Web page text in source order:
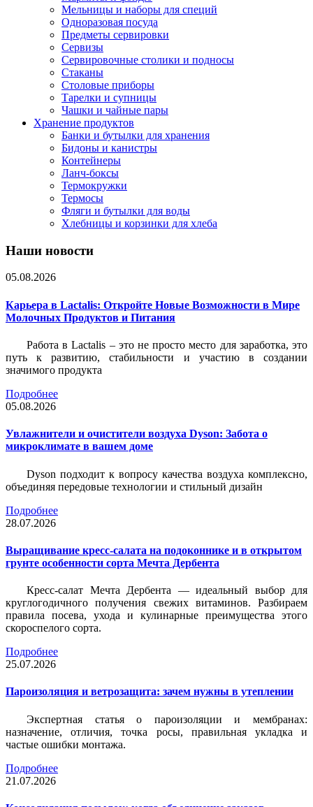
Мельницы и наборы для специй
Одноразовая посуда
Предметы сервировки
Сервизы
Сервировочные столики и подносы
Стаканы
Столовые приборы
Тарелки и супницы
Чашки и чайные пары
Хранение продуктов
Банки и бутылки для хранения
Бидоны и канистры
Контейнеры
Ланч-боксы
Термокружки
Термосы
Фляги и бутылки для воды
Хлебницы и корзинки для хлеба
Наши новости
05.08.2026
Карьера в Lactalis: Откройте Новые Возможности в Мире
Молочных Продуктов и Питания
Работа в Lactalis – это не просто место для заработка, это
путь к развитию, стабильности и участию в создании
значимого продукта
Подробнее
05.08.2026
Увлажнители и очистители воздуха Dyson: Забота о
микроклимате в вашем доме
Dyson подходит к вопросу качества воздуха комплексно,
объединяя передовые технологии и стильный дизайн
Подробнее
28.07.2026
Выращивание кресс-салата на подоконнике и в открытом
грунте особенности сорта Мечта Дербента
Кресс-салат Мечта Дербента — идеальный выбор для
круглогодичного получения свежих витаминов. Разбираем
правила посева, ухода и кулинарные преимущества этого
скороспелого сорта.
Подробнее
25.07.2026
Пароизоляция и ветрозащита: зачем нужны в утеплении
Экспертная статья о пароизоляции и мембранах:
назначение, отличия, точка росы, правильная укладка и
частые ошибки монтажа.
Подробнее
21.07.2026